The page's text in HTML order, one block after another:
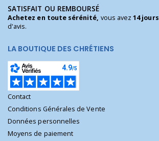
SATISFAIT OU REMBOURSÉ
Achetez en toute sérénité, vous avez14 jours
d'avis.
LA BOUTIQUE DES CHRÉTIENS
Contact
Conditions Générales de Vente
Données personnelles
Moyens de paiement